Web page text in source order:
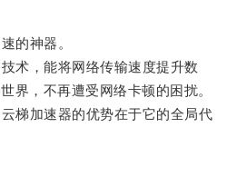
的神器。
，能将网络传输速度提升数
界，不再遭受网络卡顿的困扰。
加速器的优势在于它的全局代